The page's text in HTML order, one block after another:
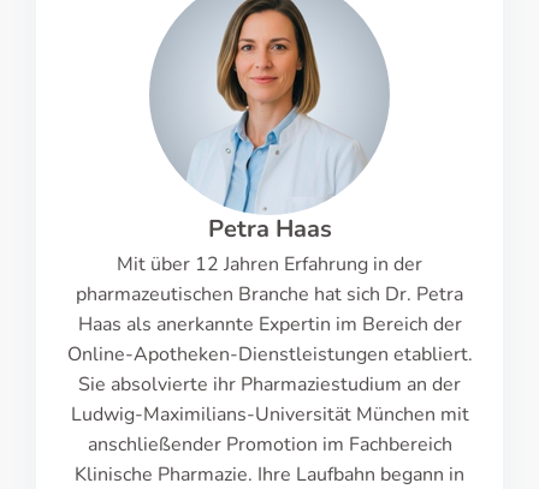
Petra Haas
Mit über 12 Jahren Erfahrung in der
pharmazeutischen Branche hat sich Dr. Petra
Haas als anerkannte Expertin im Bereich der
Online-Apotheken-Dienstleistungen etabliert.
Sie absolvierte ihr Pharmaziestudium an der
Ludwig-Maximilians-Universität München mit
anschließender Promotion im Fachbereich
Klinische Pharmazie. Ihre Laufbahn begann in